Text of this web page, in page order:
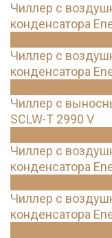
Чиллер с
конденсатора
Чиллер с
конденсатора
Чиллер с
SCLW-T 2990 V
Чиллер с
конденсатора
Чиллер с
конденсатора